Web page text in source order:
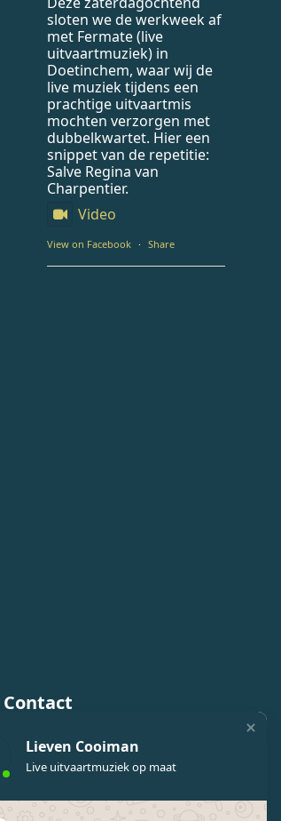
sloten we de werkweek af
met Fermate (live
uitvaartmuziek) in
Doetinchem, waar wij de
live muziek tijdens een
prachtige uitvaartmis
mochten verzorgen met
dubbelkwartet. Hier een
snippet van de repetitie:
Salve Regina van
Charpentier.
Video
View on Facebook · Share
Lieven Cooiman
Live uitvaartmuziek op maat
Contact
Fermate live uitvaartmuziek
Lieven Cooiman